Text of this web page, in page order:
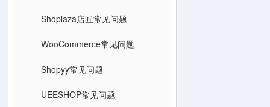
Shoplaza店匠常见问题
WooCommerce常见问题
Shopyy常见问题
UEESHOP常见问题